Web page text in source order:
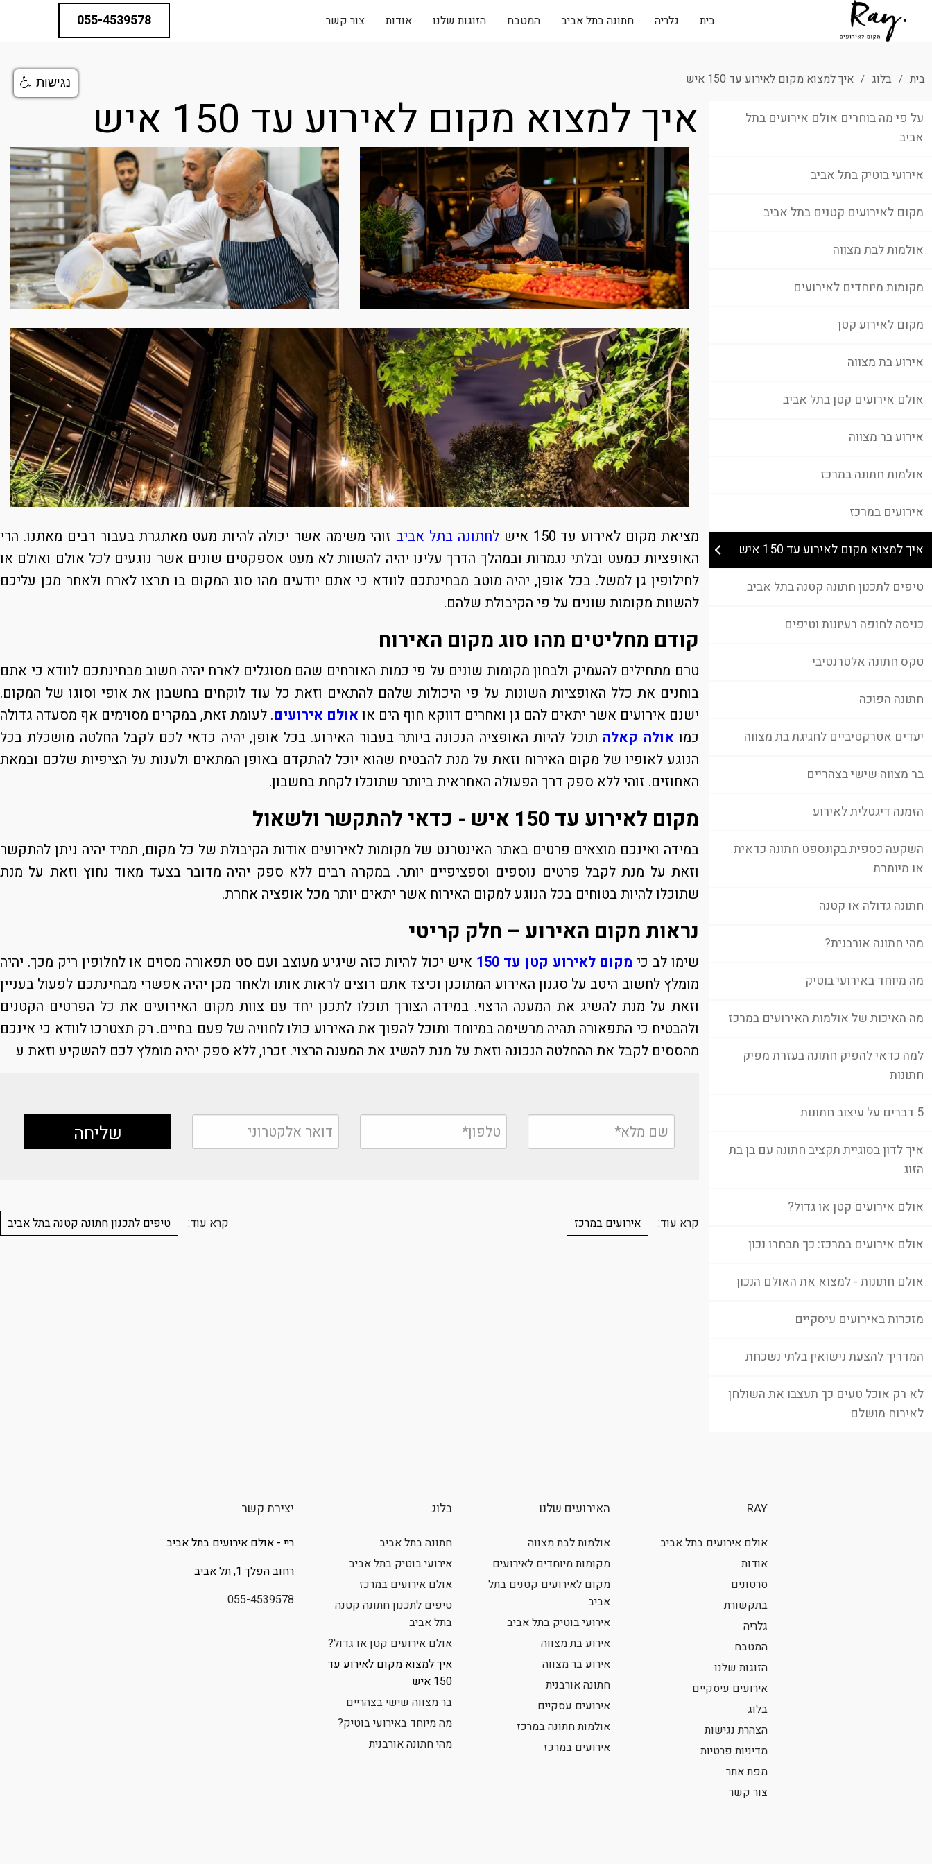
בית גלריה חתונה בתל אביב המטבח הזוגות שלנו אודות צור קשר 055-4539578
בית / בלוג / איך למצוא מקום לאירוע עד 150 איש
על פי מה בוחרים אולם אירועים בתל
אביב
אירועי בוטיק בתל אביב
מקום לאירועים קטנים בתל אביב
אולמות לבת מצווה
מקומות מיוחדים לאירועים
מקום לאירוע קטן
אירוע בת מצווה
אולם אירועים קטן בתל אביב
אירוע בר מצווה
אולמות חתונה במרכז
אירועים במרכז
איך למצוא מקום לאירוע עד 150 איש
טיפים לתכנון חתונה קטנה בתל אביב
כניסה לחופה רעיונות וטיפים
טקס חתונה אלטרנטיבי
חתונה הפוכה
יעדים אטרקטיביים לחגיגת בת מצווה
בר מצווה שישי בצהריים
הזמנה דיגטלית לאירוע
השקעה כספית בקונספט חתונה כדאית
או מיותרת
חתונה גדולה או קטנה
מהי חתונה אורבנית?
מה מיוחד באירועי בוטיק
מה האיכות של אולמות האירועים במרכז
למה כדאי להפיק חתונה בעזרת מפיק
חתונות
5 דברים על עיצוב חתונות
איך לדון בסוגיית תקציב חתונה עם בן בת
הזוג
אולם אירועים קטן או גדול?
אולם אירועים במרכז: כך תבחרו נכון
אולם חתונות - למצוא את האולם הנכון
מזכרות באירועים עיסקיים
המדריך להצעת נישואין בלתי נשכחת
לא רק אוכל טעים כך תעצבו את השולחן
לאירוח מושלם
איך למצוא מקום לאירוע עד 150 איש
מציאת מקום לאירוע עד 150 איש לחתונה בתל אביבזוהי משימה אשר יכולה להיות מעט מאתגרת בעבור רבים מאתנו. הרי
האופציות כמעט ובלתי נגמרות ובמהלך הדרך עלינו יהיה להשוות לא מעט אספקטים שונים אשר נוגעים לכל אולם ואולם או
לחילופין גן למשל. בכל אופן, יהיה מוטב מבחינתכם לוודא כי אתם יודעים מהו סוג המקום בו תרצו לארח ולאחר מכן עליכם
להשוות מקומות שונים על פי הקיבולת שלהם.
קודם מחליטים מהו סוג מקום האירוח
טרם מתחילים להעמיק ולבחון מקומות שונים על פי כמות האורחים שהם מסוגלים לארח יהיה חשוב מבחינתכם לוודא כי אתם
בוחנים את כלל האופציות השונות על פי היכולות שלהם להתאים וזאת כל עוד לוקחים בחשבון את אופי וסוגו של המקום.
ישנם אירועים אשר יתאים להם גן ואחרים דווקא חוף הים או אולם אירועים. לעומת זאת, במקרים מסוימים אף מסעדה גדולה
כמו אולה קאלה תוכל להיות האופציה הנכונה ביותר בעבור האירוע. בכל אופן, יהיה כדאי לכם לקבל החלטה מושכלת בכל
הנוגע לאופיו של מקום האירוח וזאת על מנת להבטיח שהוא יוכל להתקדם באופן המתאים ולענות על הציפיות שלכם ובמאת
האחוזים. זוהי ללא ספק דרך הפעולה האחראית ביותר שתוכלו לקחת בחשבון.
מקום לאירוע עד 150 איש - כדאי להתקשר ולשאול
במידה ואינכם מוצאים פרטים באתר האינטרנט של מקומות לאירועים אודות הקיבולת של כל מקום, תמיד יהיה ניתן להתקשר
וזאת על מנת לקבל פרטים נוספים וספציפיים יותר. במקרה רבים ללא ספק יהיה מדובר בצעד מאוד נחוץ וזאת על מנת
שתוכלו להיות בטוחים בכל הנוגע למקום האירוח אשר יתאים יותר מכל אופציה אחרת.
נראות מקום האירוע – חלק קריטי
שימו לב כי מקום לאירוע קטן עד 150
איש יכול להיות כזה שיגיע מעוצב ועם סט תפאורה מסוים או לחלופין ריק מכך. יהיה
מומלץ לחשוב היטב על סגנון האירוע המתוכנן וכיצד אתם רוצים לראות אותו ולאחר מכן יהיה אפשרי מבחינתכם לפעול בעניין
וזאת על מנת להשיג את המענה הרצוי. במידה הצורך תוכלו לתכנן יחד עם צוות מקום האירועים את כל הפרטים הקטנים
ולהבטיח כי התפאורה תהיה מרשימה במיוחד ותוכל להפוך את האירוע כולו לחוויה של פעם בחיים. רק תצטרכו לוודא כי אינכם
מהססים לקבל את ההחלטה הנכונה וזאת על מנת להשיג את המענה הרצוי. זכרו, ללא ספק יהיה מומלץ לכם להשקיע וזאת ע
קרא עוד: אירועים במרכז קרא עוד: טיפים לתכנון חתונה קטנה בתל אביב
RAY
אולם אירועים בתל אביב
אודות
סרטונים
בתקשורת
גלריה
המטבח
הזוגות שלנו
אירועים עיסקיים
בלוג
הצהרת נגישות
מדיניות פרטיות
מפת אתר
צור קשר
האירועים שלנו
אולמות לבת מצווה
מקומות מיוחדים לאירועים
מקום לאירועים קטנים בתל
אביב
אירועי בוטיק בתל אביב
אירוע בת מצווה
אירוע בר מצווה
חתונה אורבנית
אירועים עסקיים
אולמות חתונה במרכז
אירועים במרכז
בלוג
חתונה בתל אביב
אירועי בוטיק בתל אביב
אולם אירועים במרכז
טיפים לתכנון חתונה קטנה
בתל אביב
אולם אירועים קטן או גדול?
איך למצוא מקום לאירוע עד
150 איש
בר מצווה שישי בצהריים
מה מיוחד באירועי בוטיק?
מהי חתונה אורבנית
יצירת קשר
ריי - אולם אירועים בתל אביב
רחובהפלך 1 , תל אביב
055-4539578
נגישות